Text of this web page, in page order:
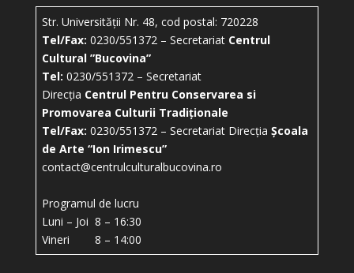
Str. Universității Nr. 48, cod postal: 720228
Tel/Fax: 0230/551372 – Secretariat Centrul
Cultural ”Bucovina”
Tel: 0230/551372 – Secretariat
Direcția Centrul Pentru Conservarea si
Promovarea Culturii Tradiționale
Tel/Fax: 0230/551372 – Secretariat Direcția Școala
de Arte “Ion Irimescu”
contact@centrulculturalbucovina.ro
Programul de lucru
Luni – Joi 8 – 16:30
Vineri 8 – 14:00